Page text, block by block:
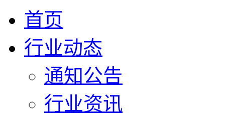
首页
行业动态
通知公告
行业资讯